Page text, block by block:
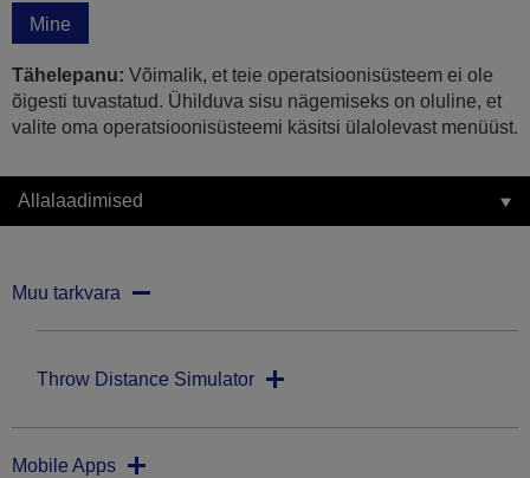
Mine
Tähelepanu: Võimalik, et teie operatsioonisüsteem ei ole
õigesti tuvastatud. Ühilduva sisu nägemiseks on oluline, et
valite oma operatsioonisüsteemi käsitsi ülalolevast menüüst.
Allalaadimised
Muu tarkvara
Throw Distance Simulator
Mobile Apps